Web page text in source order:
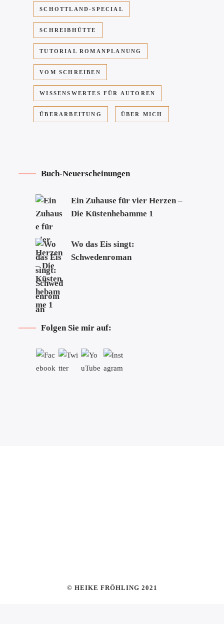
SCHOTTLAND-SPECIAL
SCHREIBHÜTTE
TUTORIAL ROMANPLANUNG
VOM SCHREIBEN
WISSENSWERTES FÜR AUTOREN
ÜBERARBEITUNG ÜBER MICH
Buch-Neuerscheinungen
Ein Zuhause für vier Herzen –
Die Küstenhebamme 1
Wo das Eis singt:
Schwedenroman
Folgen Sie mir auf:
© HEIKE FRÖHLING 2021